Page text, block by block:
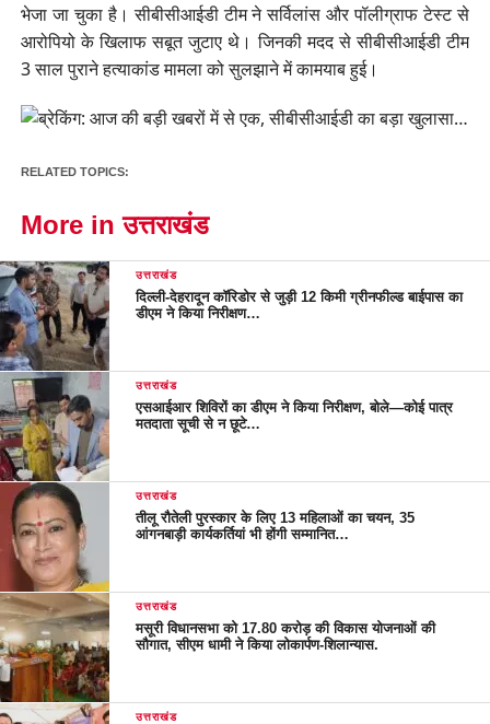
भेजा जा चुका है। सीबीसीआईडी टीम ने सर्विलांस और पॉलीग्राफ टेस्ट से
आरोपियो के खिलाफ सबूत जुटाए थे। जिनकी मदद से सीबीसीआईडी टीम
3 साल पुराने हत्याकांड मामला को सुलझाने में कामयाब हुई।
RELATED TOPICS:
More in उत्तराखंड
उत्तराखंड
दिल्ली-देहरादून कॉरिडोर से जुड़ी 12 किमी ग्रीनफील्ड बाईपास का
डीएम ने किया निरीक्षण…
उत्तराखंड
एसआईआर शिविरों का डीएम ने किया निरीक्षण, बोले—कोई पात्र
मतदाता सूची से न छूटे…
उत्तराखंड
तीलू रौतेली पुरस्कार के लिए 13 महिलाओं का चयन, 35
आंगनबाड़ी कार्यकर्तियां भी होंगी सम्मानित…
उत्तराखंड
मसूरी विधानसभा को 17.80 करोड़ की विकास योजनाओं की
सौगात, सीएम धामी ने किया लोकार्पण-शिलान्यास.
उत्तराखंड